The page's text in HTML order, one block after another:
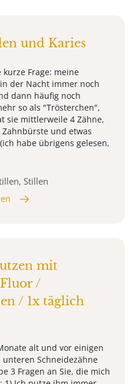
und Karies
Frage: meine
der Nacht immer noch
dann häufig noch
so als "Trösterchen",
sie mittlerweile 4 Zähne,
und etwas
habe übrigens gelesen,
Stillen
mit
/
/ 1x täglich
alt und vor einigen
Schneidezähne
3 Fragen an Sie, die mich